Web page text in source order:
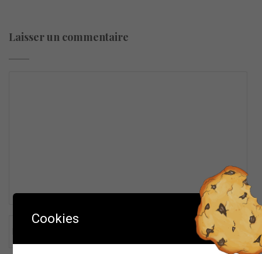
Laisser un commentaire
Cookies